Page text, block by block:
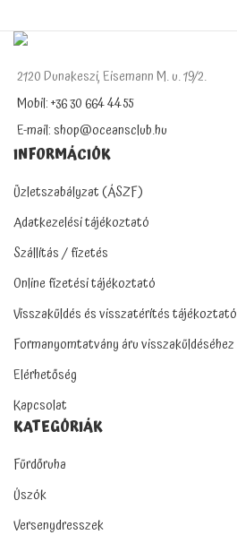
2120 Dunakeszi, Eisemann M. u. 19/2.
Mobil: +36 30 664 4455
E-mail: shop@oceansclub.hu
INFORMÁCIÓK
Üzletszabályzat (ÁSZF)
Adatkezelési tájékoztató
Szállítás / fizetés
Online fizetési tájékoztató
Visszaküldés és visszatérítés tájékoztató
Formanyomtatvány áru visszaküldéséhez
Elérhetőség
Kapcsolat
KATEGÓRIÁK
Fürdőruha
Úszók
Versenydresszek